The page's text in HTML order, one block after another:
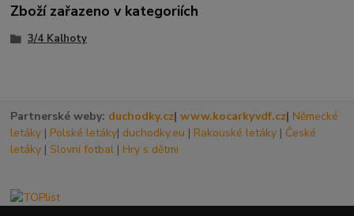
Zboží zařazeno v kategoriích
3/4 Kalhoty
Partnerské weby: duchodky.cz|www.kocarkyvdf.cz| Německé
letáky | Polské letáky| duchodky.eu | Rakouské letáky | České
letáky | Slovní fotbal | Hry s dětmi